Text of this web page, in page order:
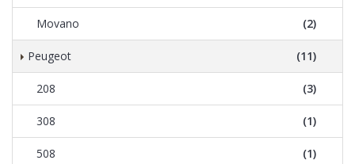
Movano (2)
Peugeot (11)
208 (3)
308 (1)
508 (1)